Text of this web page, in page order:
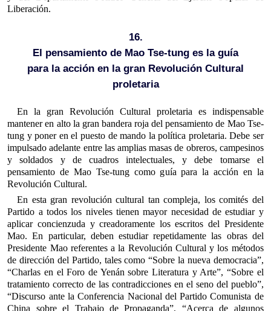
Liberación.
16.
El pensamiento de Mao Tse-tung es la guía
para la acción en la gran Revolución Cultural
proletaria
En la gran Revolución Cultural proletaria es indispensable
mantener en alto la gran bandera roja del pensamiento de Mao Tse-
tung y poner en el puesto de mando la política proletaria. Debe ser
impulsado adelante entre las amplias masas de obreros, campesinos
y soldados y de cuadros intelectuales, y debe tomarse el
pensamiento de Mao Tse-tung como guía para la acción en la
Revolución Cultural.
En esta gran revolución cultural tan compleja, los comités del
Partido a todos los niveles tienen mayor necesidad de estudiar y
aplicar concienzuda y creadoramente los escritos del Presidente
Mao. En particular, deben estudiar repetidamente las obras del
Presidente Mao referentes a la Revolución Cultural y los métodos
de dirección del Partido, tales como “Sobre la nueva democracia”,
“Charlas en el Foro de Yenán sobre Literatura y Arte”, “Sobre el
tratamiento correcto de las contradicciones en el seno del pueblo”,
“Discurso ante la Conferencia Nacional del Partido Comunista de
China sobre el Trabajo de Propaganda”, “Acerca de algunos